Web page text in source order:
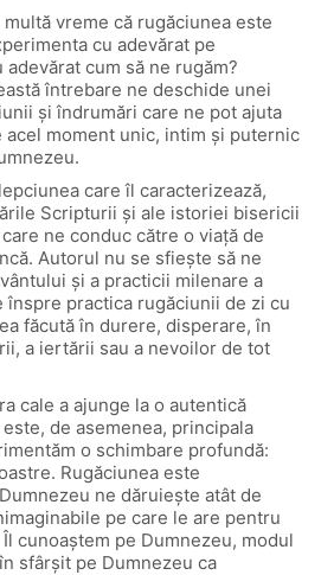
vreme că rugăciunea este
cu adevărat pe
cum să ne rugăm?
întrebare ne deschide unei
și îndrumări care ne pot ajuta
acel moment unic, intim și puternic
care îl caracterizează,
Scripturii și ale istoriei bisericii
ne conduc către o viață de
Autorul nu se sfiește să ne
și a practicii milenare a
practica rugăciunii de zi cu
făcută în durere, disperare, în
a iertării sau a nevoilor de tot
cale a ajunge la o autentică
de asemenea, principala
o schimbare profundă:
Rugăciunea este
ne dăruiește atât de
pe care le are pentru
cunoaștem pe Dumnezeu, modul
sfârșit pe Dumnezeu ca